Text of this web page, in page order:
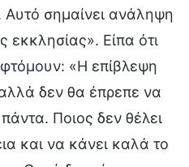
σημαίνει ανάληψη
εκκλησίας». Είπα ότι
«Η επίβλεψη
δεν θα έπρεπε να
Ποιος δεν θέλει
και να κάνει καλά το